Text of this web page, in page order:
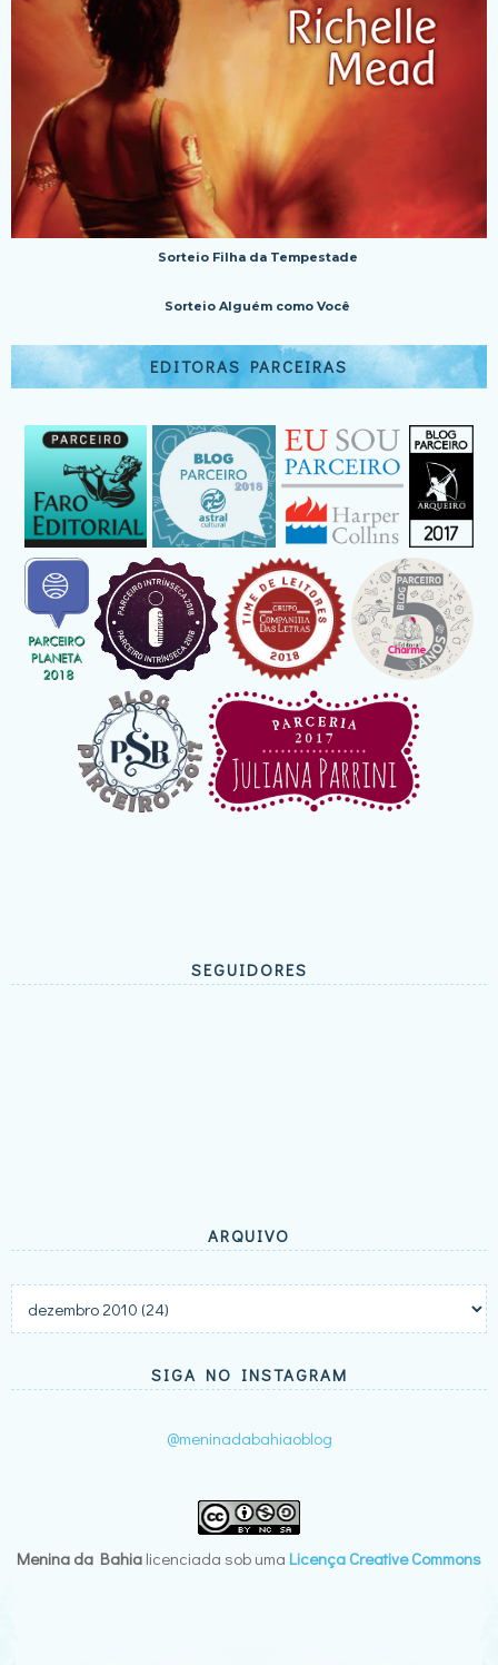
Sorteio Filha da Tempestade
Sorteio Alguém como Você
EDITORAS PARCEIRAS
SEGUIDORES
ARQUIVO
SIGA NO INSTAGRAM
@meninadabahiaoblog
Menina da Bahia licenciada sob uma Licença Creative Commons